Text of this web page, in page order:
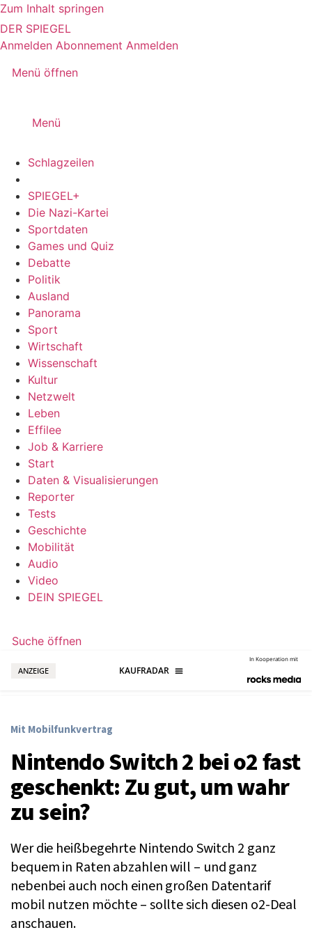
Zum Inhalt springen
DER SPIEGEL
Anmelden Abonnement Anmelden
Menü öffnen
Menü
Schlagzeilen
SPIEGEL+
Die Nazi-Kartei
Sportdaten
Games und Quiz
Debatte
Politik
Ausland
Panorama
Sport
Wirtschaft
Wissenschaft
Kultur
Netzwelt
Leben
Effilee
Job & Karriere
Start
Daten & Visualisierungen
Reporter
Tests
Geschichte
Mobilität
Audio
Video
DEIN SPIEGEL
Suche öffnen
ANZEIGE
In Kooperation mit
Mit Mobilfunkvertrag
Nintendo Switch 2 bei o2 fast
geschenkt: Zu gut, um wahr
zu sein?
Wer die heißbegehrte Nintendo Switch 2 ganz
bequem in Raten abzahlen will – und ganz
nebenbei auch noch einen großen Datentarif
mobil nutzen möchte – sollte sich diesen o2-Deal
anschauen.